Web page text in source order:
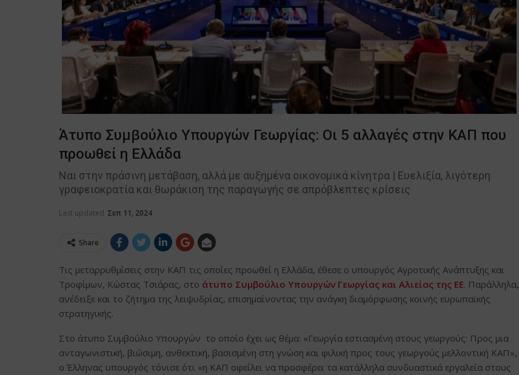
Άτυπο Συμβούλιο Υπουργών Γεωργίας: Οι 5 αλλαγές στην ΚΑΠ που
προωθεί η Ελλάδα
Ναι στην πράσινη μετάβαση, αλλά με αυξημένα οικονομικά κίνητρα | Ευελιξία, λιγότερη
γραφειοκρατία και θωράκιση της παραγωγής σε απρόβλεπτες κρίσεις
Last updated Σεπ 11, 2024
Share
Τις μεταρρυθμίσεις στην ΚΑΠ τις οποίες προωθεί η Ελλάδα, έθεσε ο υπουργός Αγροτικής Ανάπτυξης και
Τροφίμων, Κώστας Τσιάρας, στο άτυπο Συμβούλιο Υπουργών Γεωργίας και Αλιείας της ΕΕ. Παράλληλα,
ανέδειξε και το ζήτημα της λειψυδρίας, επισημαίνοντας την ανάγκη διαμόρφωσης κοινής ευρωπαϊκής
στρατηγικής.
Στο άτυπο Συμβούλιο Υπουργών το οποίο έχει ως θέμα: «Γεωργία εστιασμένη στους γεωργούς: Προς μια
ανταγωνιστική, βιώσιμη, ανθεκτική, βασισμένη στη γνώση και φιλική προς τους γεωργούς μελλοντική ΚΑΠ»,
ο Έλληνας υπουργός τόνισε ότι «η ΚΑΠ οφείλει να προσφέρει τα κατάλληλα συνδυαστικά εργαλεία στους